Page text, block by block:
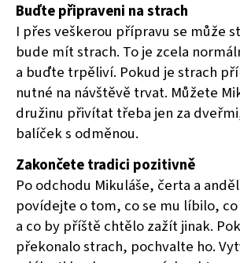
Buďte připraveni na strach
I přes veškerou přípravu se může
bude mít strach. To je zcela
a buďte trpěliví. Pokud je strach
nutné na návštěvě trvat. Můžete
družinu přivítat třeba jen za
balíček s odměnou.
Zakončete tradici pozitivně
Po odchodu Mikuláše, čerta a
povídejte o tom, co se mu líbilo,
a co by příště chtělo zažít jinak.
překonalo strach, pochvalte ho.